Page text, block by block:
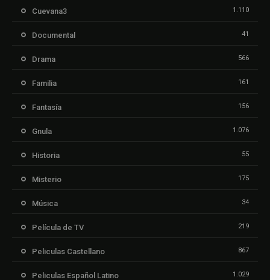
Cuevana3 1.110
Documental 41
Drama 566
Familia 161
Fantasía 156
Gnula 1.076
Historia 55
Misterio 175
Música 34
Película de TV 219
Peliculas Castellano 867
Peliculas Español Latino 1.029